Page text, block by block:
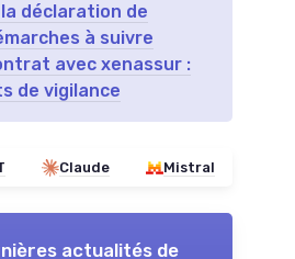
déclaration de
à suivre
avec xenassur :
de vigilance
Claude Mistral
actualités de